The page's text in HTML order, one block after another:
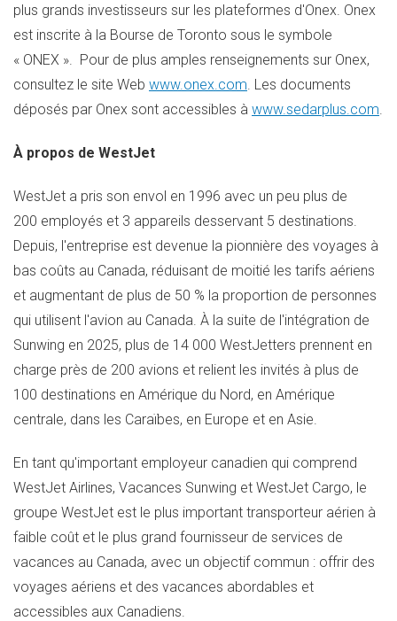
plus grands investisseurs sur les plateformes d'Onex. Onex
est inscrite à la Bourse de Toronto sous le symbole
« ONEX ». Pour de plus amples renseignements sur Onex,
consultez le site Web www.onex.com. Les documents
déposés par Onex sont accessibles à www.sedarplus.com.
À propos de WestJet
WestJet a pris son envol en 1996 avec un peu plus de
200 employés et 3 appareils desservant 5 destinations.
Depuis, l'entreprise est devenue la pionnière des voyages à
bas coûts au Canada, réduisant de moitié les tarifs aériens
et augmentant de plus de 50 % la proportion de personnes
qui utilisent l'avion au Canada . À la suite de l'intégration de
Sunwing en 2025, plus de 14 000 WestJetters prennent en
charge près de 200 avions et relient les invités à plus de
100 destinations en Amérique du Nord, en Amérique
centrale, dans les Caraïbes, en Europe et en Asie.
En tant qu'important employeur canadien qui comprend
WestJet Airlines, Vacances Sunwing et WestJet Cargo, le
groupe WestJet est le plus important transporteur aérien à
faible coût et le plus grand fournisseur de services de
vacances au Canada, avec un objectif commun : offrir des
voyages aériens et des vacances abordables et
accessibles aux Canadiens.